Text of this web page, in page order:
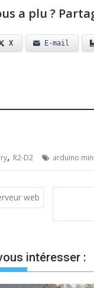
a plu ?
X E-mail
, R2-D2 arduino
web
intéresser :